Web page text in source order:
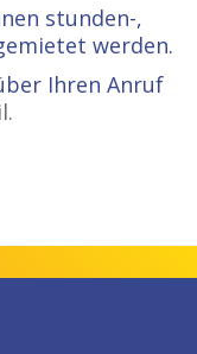
stunden-,
werden.
Ihren Anruf